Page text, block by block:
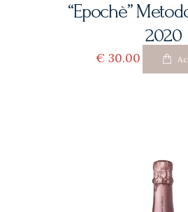
“Epochè”
2020
€ 30 00